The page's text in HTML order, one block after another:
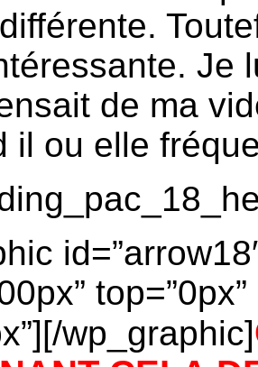
Je
de ma
il ou elle
wp_graphic]